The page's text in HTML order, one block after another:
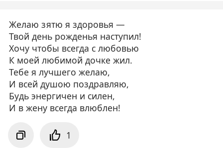
Желаю зятю я здоровья —
Твой день рожденья наступил!
Хочу чтобы всегда с любовью
К моей любимой дочке жил.
Тебе я лучшего желаю,
И всей душою поздравляю,
Будь энергичен и силен,
И в жену всегда влюблен!
1